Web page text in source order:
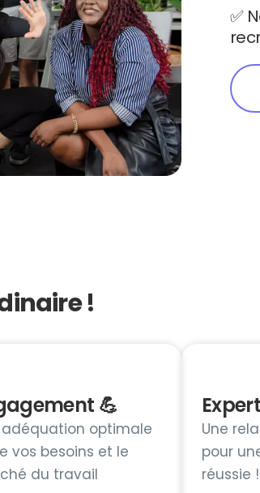
✅
!
💪
adéquation optimale
vos besoins et le
du travail
Une
pour
réussie !